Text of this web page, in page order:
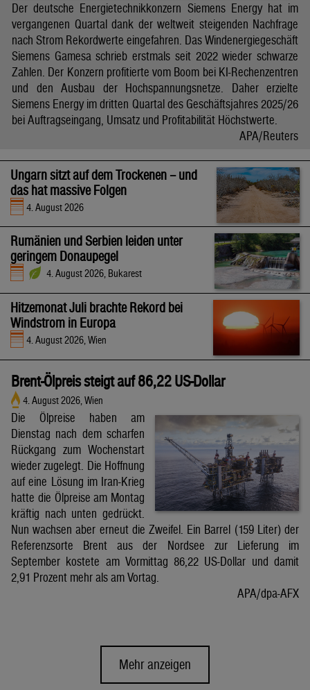
Der deutsche Energietechnikkonzern Siemens Energy hat im
vergangenen Quartal dank der weltweit steigenden Nachfrage
nach Strom Rekordwerte eingefahren. Das Windenergiegeschäft
Siemens Gamesa schrieb erstmals seit 2022 wieder schwarze
Zahlen. Der Konzern profitierte vom Boom bei KI-Rechenzentren
und den Ausbau der Hochspannungsnetze. Daher erzielte
Siemens Energy im dritten Quartal des Geschäftsjahres 2025/26
bei Auftragseingang, Umsatz und Profitabilität Höchstwerte.
APA/Reuters
Ungarn sitzt auf dem Trockenen – und
das hat massive Folgen
4. August 2026
Rumänien und Serbien leiden unter
geringem Donaupegel
4. August 2026, Bukarest
Hitzemonat Juli brachte Rekord bei
Windstrom in Europa
4. August 2026, Wien
Brent-Ölpreis steigt auf 86,22 US-Dollar
4. August 2026, Wien
Die Ölpreise haben am
Dienstag nach dem scharfen
Rückgang zum Wochenstart
wieder zugelegt. Die Hoffnung
auf eine Lösung im Iran-Krieg
hatte die Ölpreise am Montag
kräftig nach unten gedrückt.
Nun wachsen aber erneut die Zweifel. Ein Barrel (159 Liter) der
Referenzsorte Brent aus der Nordsee zur Lieferung im
September kostete am Vormittag 86,22 US-Dollar und damit
2,91 Prozent mehr als am Vortag.
APA/dpa-AFX
Mehr anzeigen